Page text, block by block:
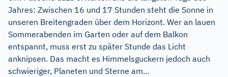
Jahres: Zwischen 16 und 17 Stunden steht die Sonne in
unseren Breitengraden über dem Horizont. Wer an lauen
Sommerabenden im Garten oder auf dem Balkon
entspannt, muss erst zu später Stunde das Licht
anknipsen. Das macht es Himmelsguckern jedoch auch
schwieriger, Planeten und Sterne am...